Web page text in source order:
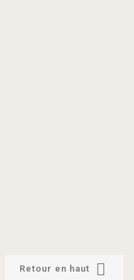
Retour en haut 